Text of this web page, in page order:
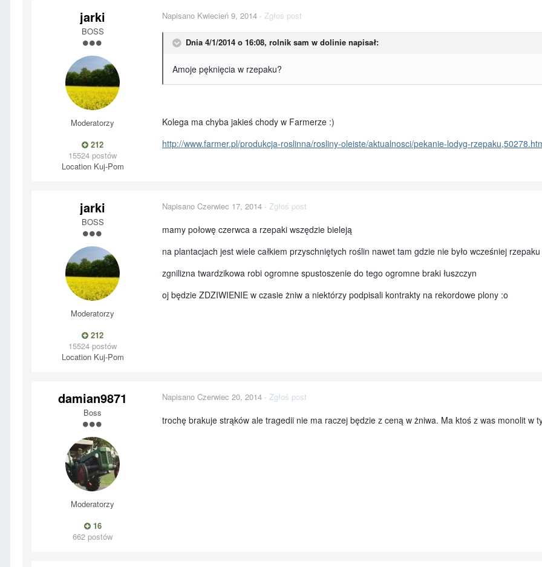
jarki
BOSS
Moderatorzy
212
15524 postów
LocationKuj-Pom
Napisano Kwiecień 9, 2014 · Zgłoś post
Dnia 4/1/2014 o 16:08, rolnik sam w dolinie napisał:
Amoje pęknięcia w rzepaku?
Kolega ma chyba jakieś chody w Farmerze :)
http://www.farmer.pl/produkcja-roslinna/rosliny-oleiste/aktualnosci/pekanie-lodyg-
jarki
BOSS
Moderatorzy
212
15524 postów
LocationKuj-Pom
Napisano Czerwiec 17, 2014 · Zgłoś post
mamy połowę czerwca a rzepaki wszędzie bieleją
na plantacjach jest wiele całkiem przyschniętych roślin nawet tam gdzie nie było wcześniej rzepaku
zgnilizna twardzikowa robi ogromne spustoszenie do tego ogromne braki łuszczyn
oj będzie ZDZIWIENIE w czasie żniw a niektórzy podpisali kontrakty na rekordowe plony :o
damian9871
Boss
Moderatorzy
16
662 postów
Napisano Czerwiec 20, 2014 · Zgłoś post
trochę brakuje strąków ale tragedii nie ma raczej będzie z ceną w żniwa. Ma ktoś z was monolit w